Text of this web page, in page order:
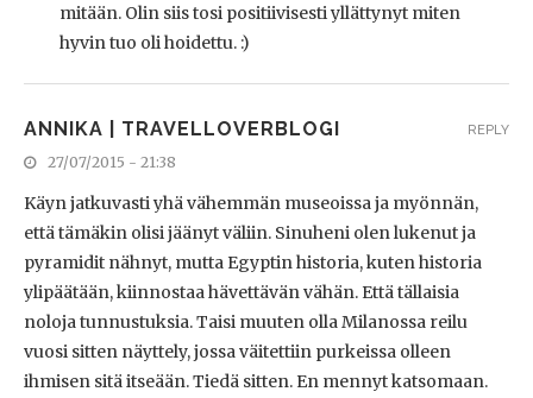
mitään. Olin siis tosi positiivisesti yllättynyt miten
hyvin tuo oli hoidettu. :)
ANNIKA | TRAVELLOVERBLOGI
27/07/2015 - 21:38
Käyn jatkuvasti yhä vähemmän museoissa ja myönnän,
että tämäkin olisi jäänyt väliin. Sinuheni olen lukenut ja
pyramidit nähnyt, mutta Egyptin historia, kuten historia
ylipäätään, kiinnostaa hävettävän vähän. Että tällaisia
noloja tunnustuksia. Taisi muuten olla Milanossa reilu
vuosi sitten näyttely, jossa väitettiin purkeissa olleen
ihmisen sitä itseään. Tiedä sitten. En mennyt katsomaan.
REPLY